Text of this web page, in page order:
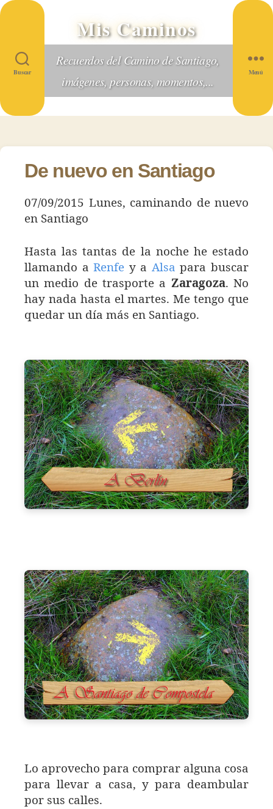
Buscar
Mis Caminos
Recuerdos del Camino de Santiago,
imágenes, personas, momentos,...
Menú
De nuevo en Santiago
07/09/2015 Lunes, caminando de nuevo
en Santiago
Hasta las tantas de la noche he estado
llamando aRenfe y a Alsapara buscar
un medio de trasporte a Zaragoza. No
hay nada hasta el martes. Me tengo que
quedar un día más en Santiago.
Lo aprovecho para comprar alguna cosa
para llevar a casa, y para deambular
por sus calles.